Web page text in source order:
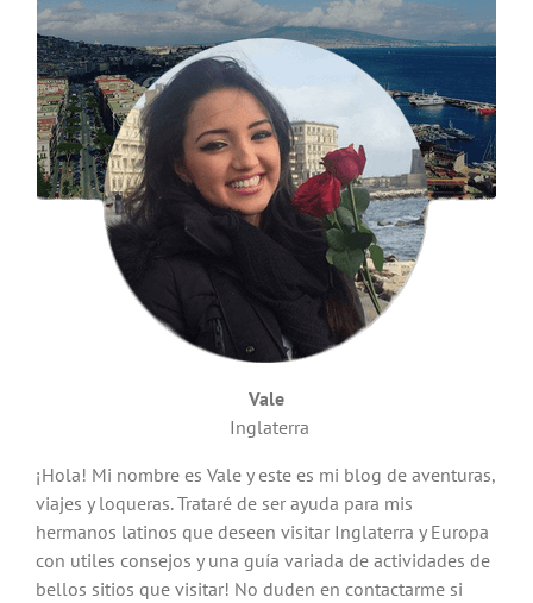
Vale
Inglaterra
¡Hola! Mi nombre es Vale y este es mi blog de aventuras,
viajes y loqueras. Trataré de ser ayuda para mis
hermanos latinos que deseen visitar Inglaterra y Europa
con utiles consejos y una guía variada de actividades de
bellos sitios que visitar! No duden en contactarme si